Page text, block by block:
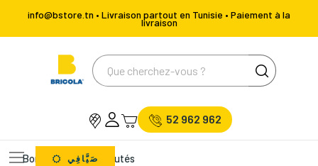
info@bstore.tn • Livraison partout en Tunisie • Paiement à la
livraison
52 962 962
Bons Plans Nouveautés
صَيَّافِي